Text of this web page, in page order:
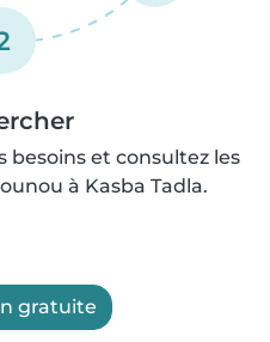
besoins et consultez les
à Kasba Tadla.
gratuite